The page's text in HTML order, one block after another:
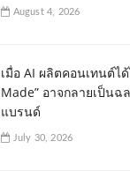
August 4, 2026
เมื่อ AI ผลิตคอนเทนต์ไ
Made” อาจกลายเป็นฉ
แบรนด์
July 30, 2026